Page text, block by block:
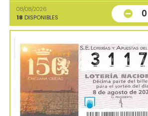
08/08/2026
18 DISPONIBLES 0